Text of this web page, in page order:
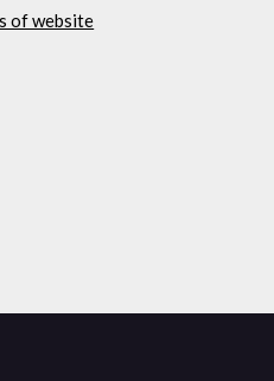
of website